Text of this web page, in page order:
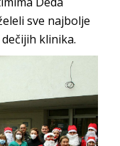
sve najbolje
klinika.